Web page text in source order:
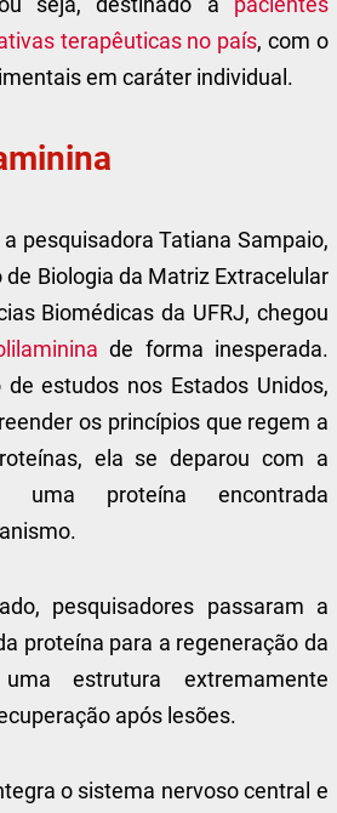
terapêuticas no país, com o
em caráter individual.
pesquisadora Tatiana Sampaio,
Biologia da Matriz Extracelular
Biomédicas da UFRJ, chegou
de forma inesperada.
estudos nos Estados Unidos,
os princípios que regem a
ela se deparou com a
uma proteína encontrada
pesquisadores passaram a
proteína para a regeneração da
estrutura extremamente
após lesões.
o sistema nervoso central e